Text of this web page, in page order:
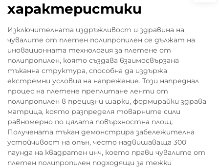
характеристики
Изключителната издръжливост и здравина на
чувалите от плетен полипропилен се дължат на
иновационната технология за плетене от
полипропилен, която създава взаимосвързана
тъканна структура, способна да издържа
екстремни условия на напрежение. Този напреднал
процес на плетене преплитане ленти от
полипропилен в прецизни шарки, формирайки здрава
матрица, която разпределя товарните сили
равномерно по цялата повърхностна площ.
Получената тъкан демонстрира забележителна
устойчивост на опън, често надвишаваща 300
паунда на квадратен инч, което прави чувалите от
плетен полипропилен подходящи за тежки